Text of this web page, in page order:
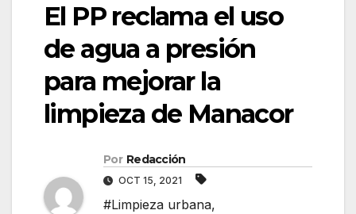
El PP reclama el uso
de agua a presión
para mejorar la
limpieza de Manacor
Por Redacción
OCT 15, 2021
#Limpieza urbana,